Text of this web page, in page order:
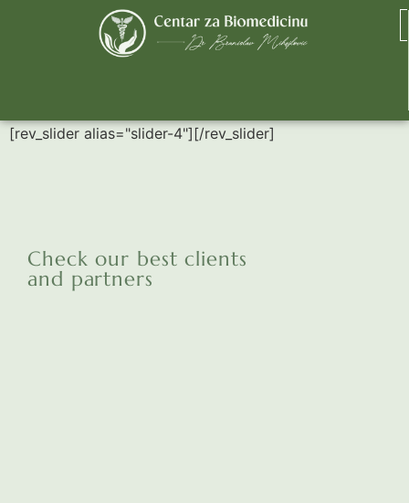
[rev_slider alias="slider-4"][/rev_slider]
Check our best clients
and partners